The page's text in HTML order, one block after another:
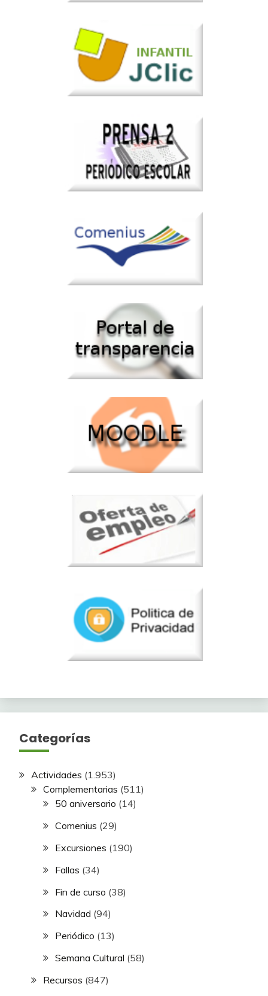
Categorías
Actividades (1.953)
Complementarias (511)
50 aniversario (14)
Comenius (29)
Excursiones (190)
Fallas (34)
Fin de curso (38)
Navidad (94)
Periódico (13)
Semana Cultural (58)
Recursos (847)